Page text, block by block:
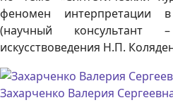
феномен интерпретации
(научный консультант
искусствоведения Н.П.
Захарченко Валерия